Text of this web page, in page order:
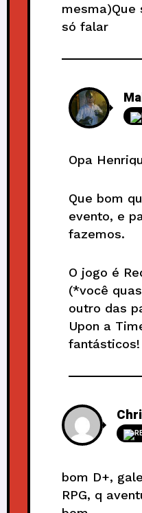
mesma)Que
só falar
Opa
Que bom
evento, e
fazemos.
O jogo é
(*você
outro das
Upon a
fantásticos!
bom D+,
RPG, q